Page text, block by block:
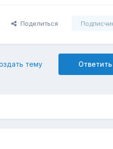
Поделиться
тему